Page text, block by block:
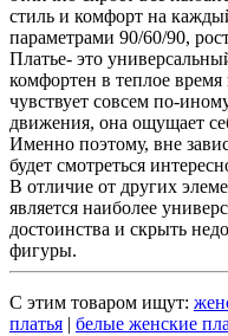
стиль и комфорт на
параметрами 90/60/90,
Платье- это
комфортен в теплое
чувствует совсем по-
движения, она ощущает
Именно поэтому, вне
будет смотреться
В отличие от других
является наиболее
достоинства и скрыть
фигуры.
С этим товаром ищут:
платья | белые женские